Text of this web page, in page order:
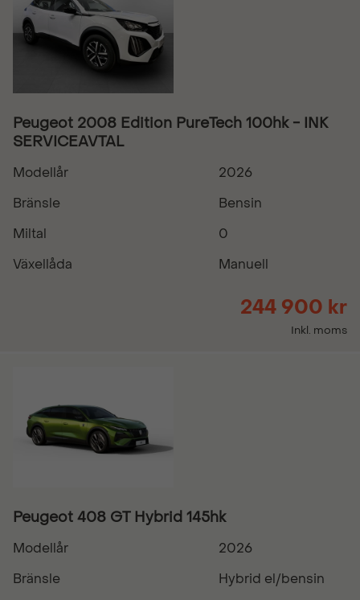
Peugeot 2008 Edition PureTech 100hk - INK
SERVICEAVTAL
Modellår
2026
Bränsle
Bensin
Miltal
0
Växellåda
Manuell
244 900 kr
Inkl. moms
Peugeot 408 GT Hybrid 145hk
Modellår
2026
Bränsle
Hybrid el/bensin